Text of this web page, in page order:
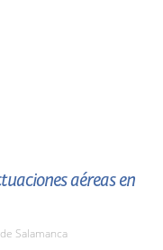
aéreas en
Salamanca